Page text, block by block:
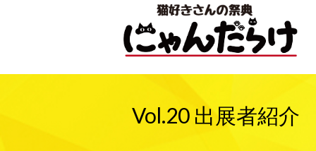
Vol.20 出展者紹介